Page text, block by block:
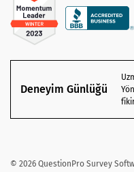
Deneyim Günlüğü
© 2026 QuestionPro Survey